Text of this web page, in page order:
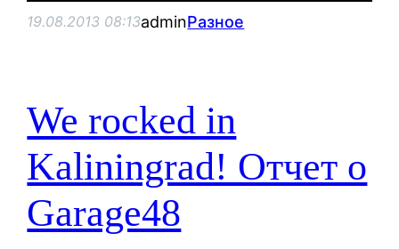
19.08.2013 08:13adminРазное
We rocked in
Kaliningrad! Отчет о
Garage48